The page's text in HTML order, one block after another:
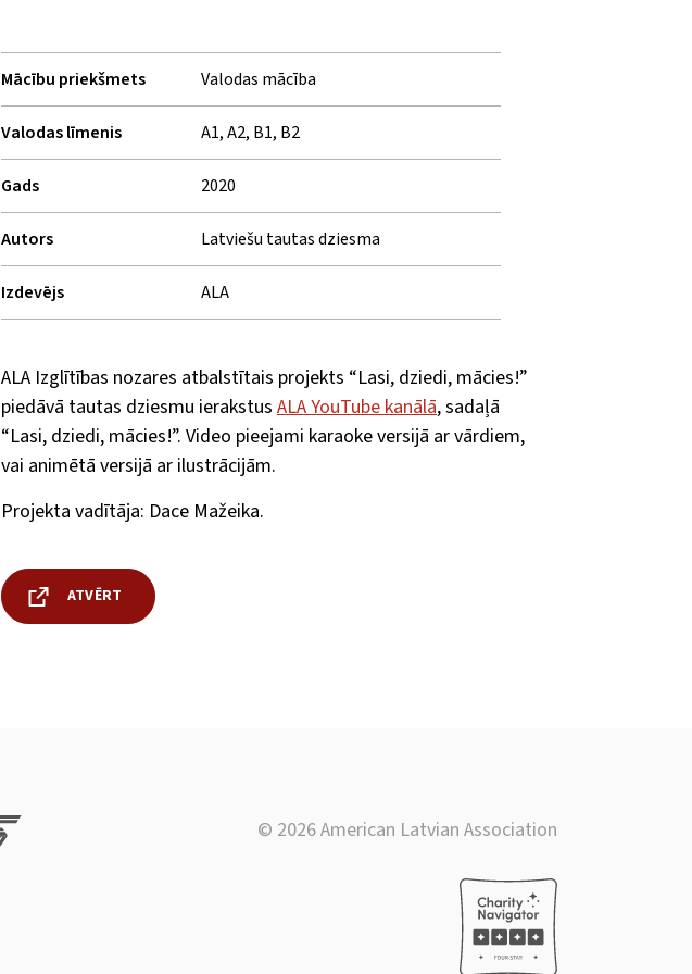
Mācību priekšmets Valodas mācība
Valodas līmenis A1, A2, B1, B2
Gads 2020
Autors Latviešu tautas dziesma
Izdevējs ALA
ALA Izglītības nozares atbalstītais projekts “Lasi, dziedi, mācies!”
piedāvā tautas dziesmu ierakstus ALA YouTube kanālā, sadaļā
“Lasi, dziedi, mācies!”. Video pieejami karaoke versijā ar vārdiem,
vai animētā versijā ar ilustrācijām.
Projekta vadītāja: Dace Mažeika.
ATVĒRT
© 2026 American Latvian Association